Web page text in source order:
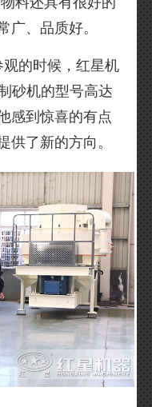
广、品质好。
的时候，红星机
砂机的型号高达
感到惊喜的有点
供了新的方向。